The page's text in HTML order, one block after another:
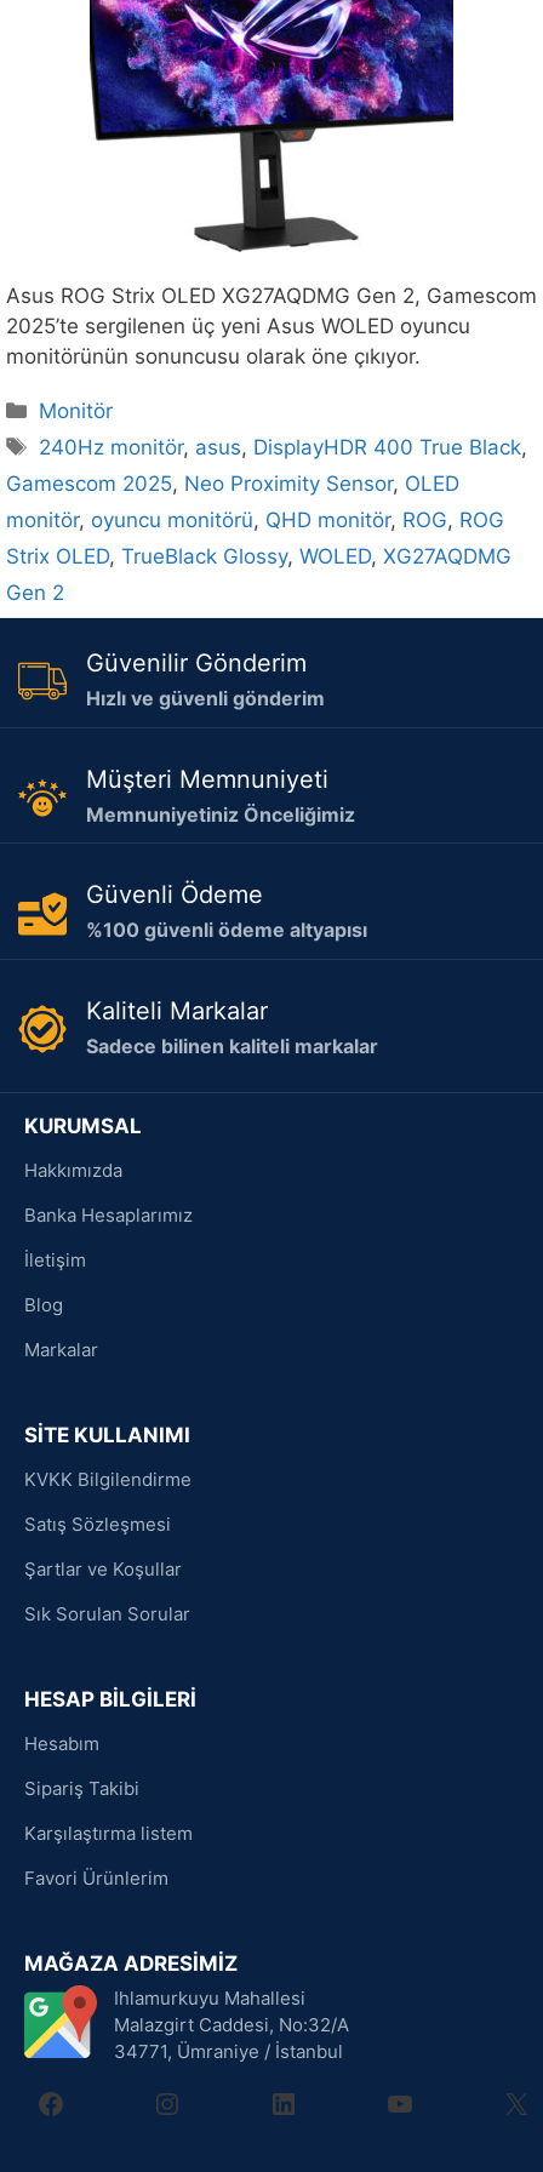
Asus ROG Strix OLED XG27AQDMG Gen 2, Gamescom
2025’te sergilenen üç yeni Asus WOLED oyuncu
monitörünün sonuncusu olarak öne çıkıyor.
Kategoriler
Monitör
Etiketler
240Hz monitör, asus, DisplayHDR 400 True Black,
Gamescom 2025, Neo Proximity Sensor, OLED
monitör, oyuncu monitörü, QHD monitör, ROG, ROG
Strix OLED, TrueBlack Glossy, WOLED, XG27AQDMG
Gen 2
Güvenilir Gönderim
Hızlı ve güvenli gönderim
Müşteri Memnuniyeti
Memnuniyetiniz Önceliğimiz
Güvenli Ödeme
%100 güvenli ödeme altyapısı
Kaliteli Markalar
Sadece bilinen kaliteli markalar
KURUMSAL
Hakkımızda
Banka Hesaplarımız
İletişim
Blog
Markalar
SİTE KULLANIMI
KVKK Bilgilendirme
Satış Sözleşmesi
Şartlar ve Koşullar
Sık Sorulan Sorular
HESAP BİLGİLERİ
Hesabım
Sipariş Takibi
Karşılaştırma listem
Favori Ürünlerim
MAĞAZA ADRESİMİZ
Ihlamurkuyu Mahallesi
Malazgirt Caddesi, No:32/A
34771, Ümraniye / İstanbul
facebookinstagramlinkedin youtube X